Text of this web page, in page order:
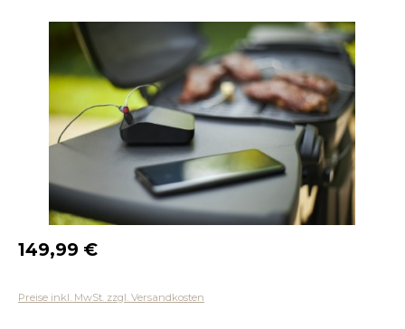
Bildergalerie überspringen
Regulärer Preis:
149,99 €
Preise inkl. MwSt. zzgl. Versandkosten